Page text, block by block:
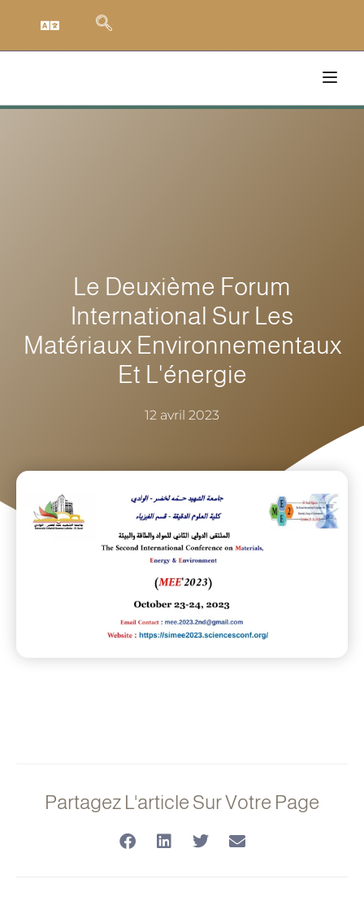
Le Deuxième Forum
International Sur Les
Matériaux Environnementaux
Et L'énergie
12 avril 2023
Partagez L'article Sur Votre Page